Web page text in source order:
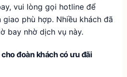
vui lòng gọi hotline để
phù hợp. Nhiều khách đã
bay nhờ dịch vụ này.
đoàn khách có ưu đãi